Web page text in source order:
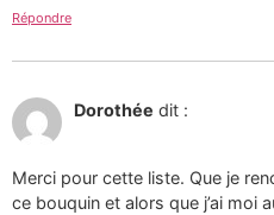
Répondre
Dorothée dit :
Merci pour cette liste. Que je
ce bouquin et alors que j’ai moi